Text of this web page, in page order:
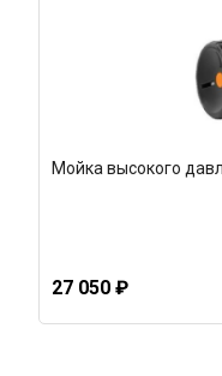
Мойка высокого
27 050 ₽